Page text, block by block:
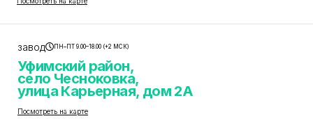
завод ПН–ПТ 9.00–18.00 (+2 МСК)
Уфимский район,
село Чесноковка,
улица Карьерная, дом 2А
Посмотреть на карте